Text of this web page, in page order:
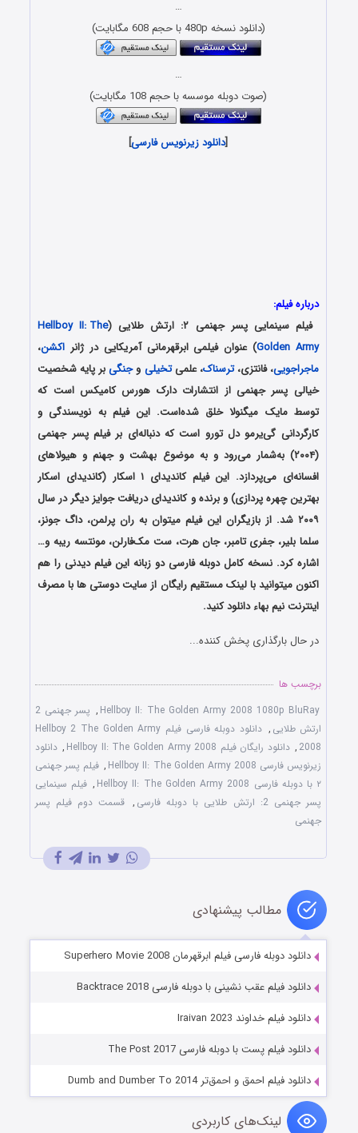
…
(دانلود نسخه 480p با حجم 608 مگابایت)
…
(صوت دوبله موسسه با حجم 108 مگابایت)
[دانلود زیرنویس فارسی]
درباره فیلم:
فیلم سینمایی پسر جهنمی ۲: ارتش طلایی (
Hellboy II: The
Golden Army) عنوان فیلمی ابرقهرمانی آمریکایی در ژانر اکشن،
ماجراجویی، فانتزی،ترسناک، علمیتخیلی وجنگیبر پایه شخصیت
خیالی پسر جهنمی از انتشارات دارک هورس کامیکس است که
توسط مایک میگنولا خلق شده‌است. این فیلم به نویسندگی و
کارگردانی گی‌یرمو دل تورو است که دنباله‌ای بر فیلم پسر جهنمی
(۲۰۰۴) به‌شمار می‌رود و به موضوع بهشت و جهنم و هیولاهای
افسانه‌ای می‌پردازد. این فیلم کاندیدای ۱ اسکار (کاندیدای اسکار
بهترین چهره پردازی) و برنده و کاندیدای دریافت جوایز دیگر در سال
۲۰۰۹ شد. از بازیگران این فیلم میتوان به ران پرلمن، داگ جونز،
سلما بلیر، جفری تامبر، جان هرت، ست مک‌فارلن، مونتسه ریبه و…
اشاره کرد. نسخه کامل دوبله فارسی دو زبانه این فیلم دیدنی را هم
اکنون میتوانید با لینک مستقیم رایگان از سایت دوستی ها با مصرف
اینترنت نیم بهاء دانلود کنید.
در حال بارگذاری پخش کننده...
برچسب ها
Hellboy II: The Golden Army 2008 1080p BluRay
,
پسر جهنمی 2
ارتش طلایی ,
دانلود دوبله فارسی فیلم Hellboy 2 The Golden Army
2008
, دانلود رایگان فیلم Hellboy II: The Golden Army 2008 , دانلود
زیرنویس فارسی Hellboy II: The Golden Army 2008
, فیلم پسر جهنمی
۲ با دوبله فارسی Hellboy II: The Golden Army 2008
, فیلم سینمایی
پسر جهنمی 2: ارتش طلایی با دوبله فارسی
, قسمت دوم فیلم پسر
جهنمی
مطالب پیشنهادی
دانلود دوبله فارسی فیلم ابرقهرمان Superhero Movie 2008
دانلود فیلم عقب نشینی با دوبله فارسی Backtrace 2018
دانلود فیلم خداوند Iraivan 2023
دانلود فیلم پست با دوبله فارسی The Post 2017
دانلود فیلم احمق و احمق‌تر Dumb and Dumber To 2014
لینک‌های کاربردی